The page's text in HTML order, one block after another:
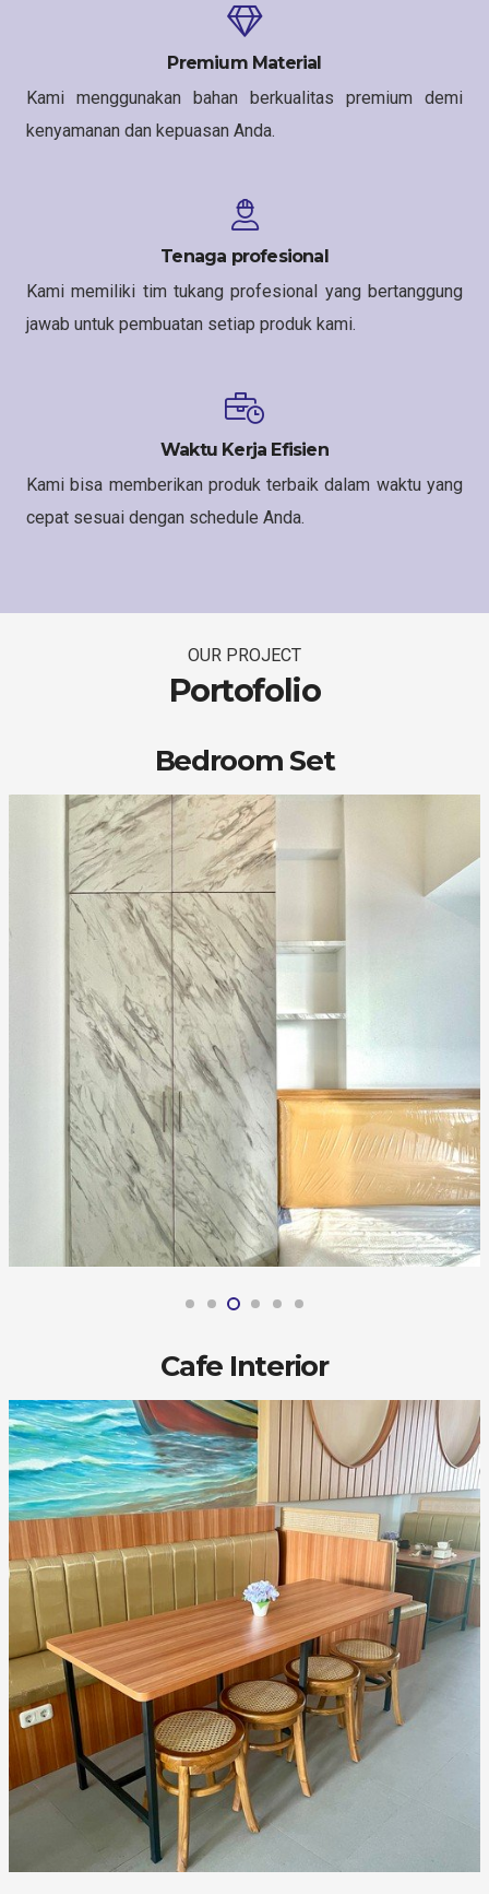
Premium Material
Kami menggunakan bahan berkualitas premium demi
kenyamanan dan kepuasan Anda.
Tenaga profesional
Kami memiliki tim tukang profesional yang bertanggung
jawab untuk pembuatan setiap produk kami.
Waktu Kerja Efisien
Kami bisa memberikan produk terbaik dalam waktu yang
cepat sesuai dengan schedule Anda.
OUR PROJECT
Portofolio
Bedroom Set
Cafe Interior